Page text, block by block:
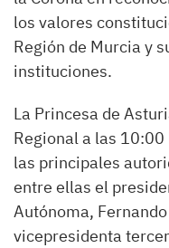
los valores
Región de Murcia y
instituciones.
La Princesa de
Regional a las
las principales
entre ellas el
Autónoma,
vicepresidenta